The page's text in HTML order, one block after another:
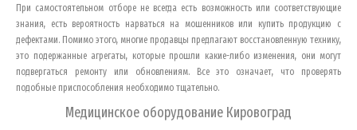
При самостоятельном отборе не всегда есть возможность или соответствующие
знания, есть вероятность нарваться на мошенников или купить продукцию с
дефектами. Помимо этого, многие продавцы предлагают восстановленную технику,
это подержанные агрегаты, которые прошли какие-либо изменения, они могут
подвергаться ремонту или обновлениям. Все это означает, что проверять
подобные приспособления необходимо тщательно.
Медицинское оборудование Кировоград